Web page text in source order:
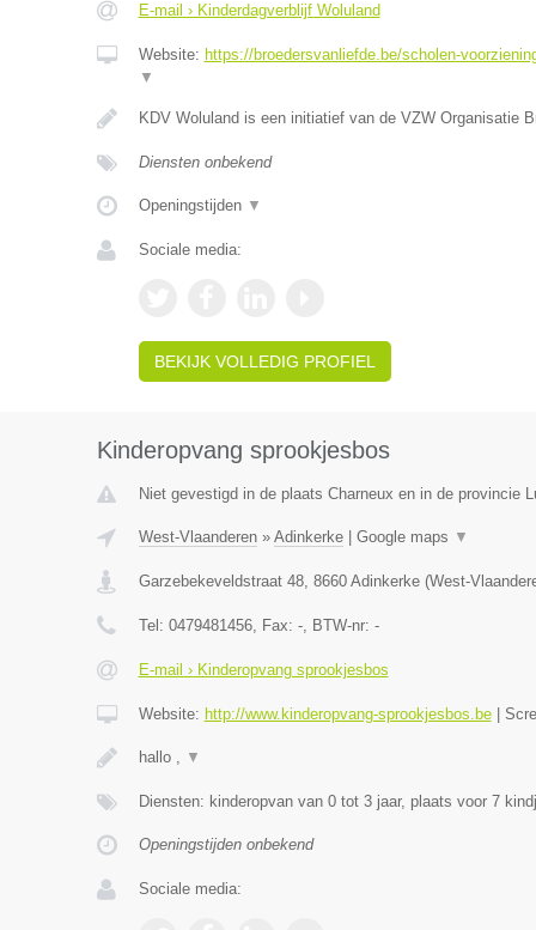
E-mail › Kinderdagverblijf Woluland
Website: https://broedersvanliefde.be/scholen-
▼
KDV Woluland is een initiatief van de VZW Organisatie
Diensten onbekend
Openingstijden ▼
Sociale media:
BEKIJK VOLLEDIG PROFIEL
Kinderopvang sprookjesbos
Niet gevestigd in de plaats Charneux en in de provincie
West-Vlaanderen» Adinkerke| Google maps ▼
Garzebekeveldstraat 48, 8660 Adinkerke(West-
Tel: 0479481456, Fax: -, BTW-nr: -
E-mail › Kinderopvang sprookjesbos
Website: http://www.kinderopvang-sprookjesbos.be|
hallo , ▼
Diensten: kinderopvan van 0 tot 3 jaar, plaats voor 7
Openingstijden onbekend
Sociale media: